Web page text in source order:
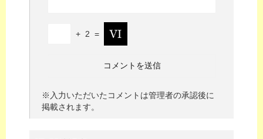
+ 2 =
※入力いただいたコメントは管理者の承認後に
掲載されます。